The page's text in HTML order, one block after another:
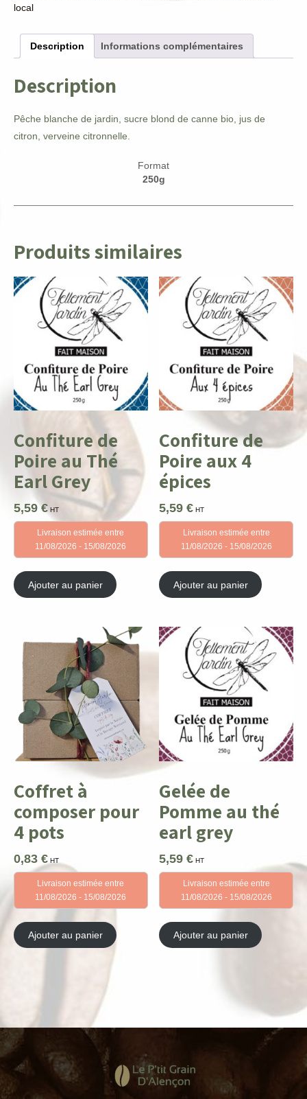
local
Description Informations complémentaires
Description
Pêche blanche de jardin, sucre blond de canne bio, jus de
citron, verveine citronnelle.
Format
250g
Produits similaires
Confiture de
Poire au Thé
Earl Grey
5,59€ HT
Livraison estimée entre
11/08/2026 - 15/08/2026
Ajouter au panier
Confiture de
Poire aux 4
épices
5,59€ HT
Livraison estimée entre
11/08/2026 - 15/08/2026
Ajouter au panier
Coffret à
composer pour
4 pots
0,83 € HT
Livraison estimée entre
11/08/2026 - 15/08/2026
Ajouter au panier
Gelée de
Pomme au thé
earl grey
5,59€ HT
Livraison estimée entre
11/08/2026 - 15/08/2026
Ajouter au panier